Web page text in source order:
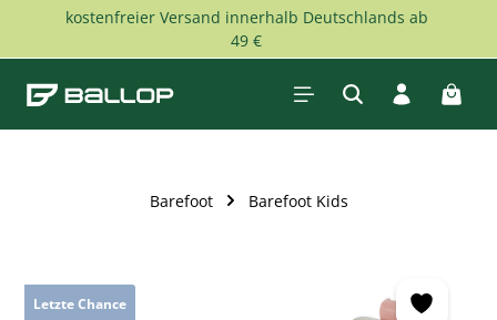
Zum Hauptinhalt springen
kostenfreier Versand innerhalb Deutschlands ab
49 €
Barefoot Barefoot Kids
Letzte Chance